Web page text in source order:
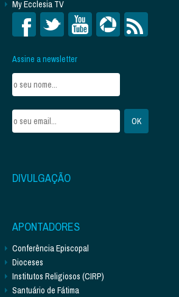
My Ecclesia TV
Assine a newsletter
DIVULGAÇÃO
APONTADORES
Conferência Episcopal
Dioceses
Institutos Religiosos (CIRP)
Santuário de Fátima